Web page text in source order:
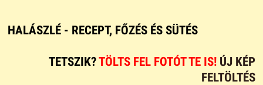
HALÁSZLÉ - RECEPT, FŐZÉS ÉS SÜTÉS
TETSZIK?TÖLTS FEL FOTÓT TE IS! ÚJ KÉP
FELTÖLTÉS